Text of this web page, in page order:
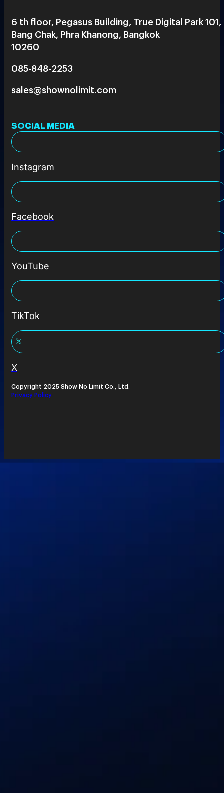
6 th floor, Pegasus Building, True Digital Park 101,
Bang Chak, Phra Khanong, Bangkok
10260
085-848-2253
sales@shownolimit.com
SOCIAL MEDIA
Instagram
Facebook
YouTube
TikTok
X
Copyright 2025 Show No Limit Co., Ltd.
Privacy Policy